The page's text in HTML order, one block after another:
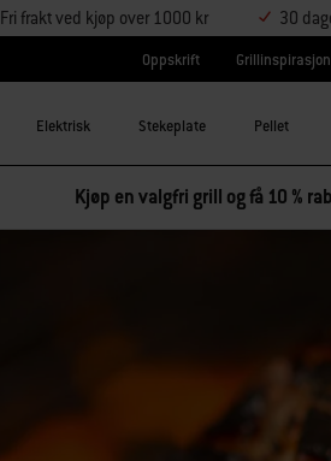
Fri frakt ved kjøp over 1000 kr 30
Oppskrift Grillinspirasjon
Elektrisk Stekeplate Pellet
Kjøp en valgfri grill og få 10 %